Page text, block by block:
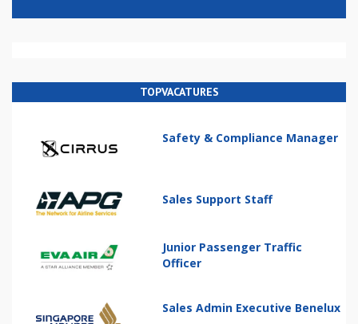
TOPVACATURES
Safety & Compliance Manager
Sales Support Staff
Junior Passenger Traffic
Officer
Sales Admin Executive Benelux